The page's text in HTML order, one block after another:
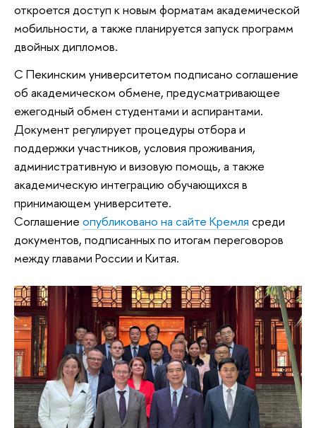
откроется доступ к новым форматам академической
мобильности, а также планируется запуск программ
двойных дипломов.
С Пекинским университетом подписано соглашение
об академическом обмене, предусматривающее
ежегодный обмен студентами и аспирантами.
Документ регулирует процедуры отбора и
поддержки участников, условия проживания,
административную и визовую помощь, а также
академическую интеграцию обучающихся в
принимающем университете.
Соглашение опубликовано на сайте Кремля среди
документов, подписанных по итогам переговоров
между главами России и Китая.